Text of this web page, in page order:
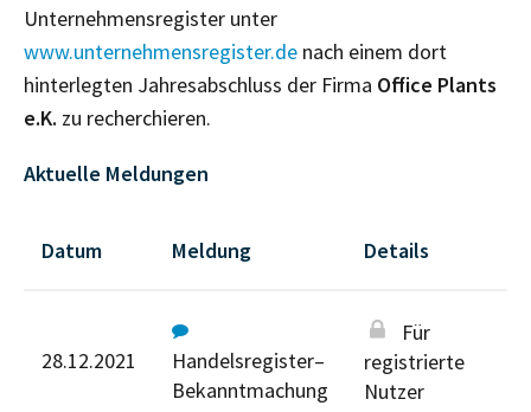
Unternehmensregister unter
www.unternehmensregister.de nach einem dort
hinterlegten Jahresabschluss der Firma Office Plants
e.K. zu recherchieren.
Aktuelle Meldungen
Datum Meldung Details
28.12.2021
Handelsregister–
Bekanntmachung
Für
registrierte
Nutzer